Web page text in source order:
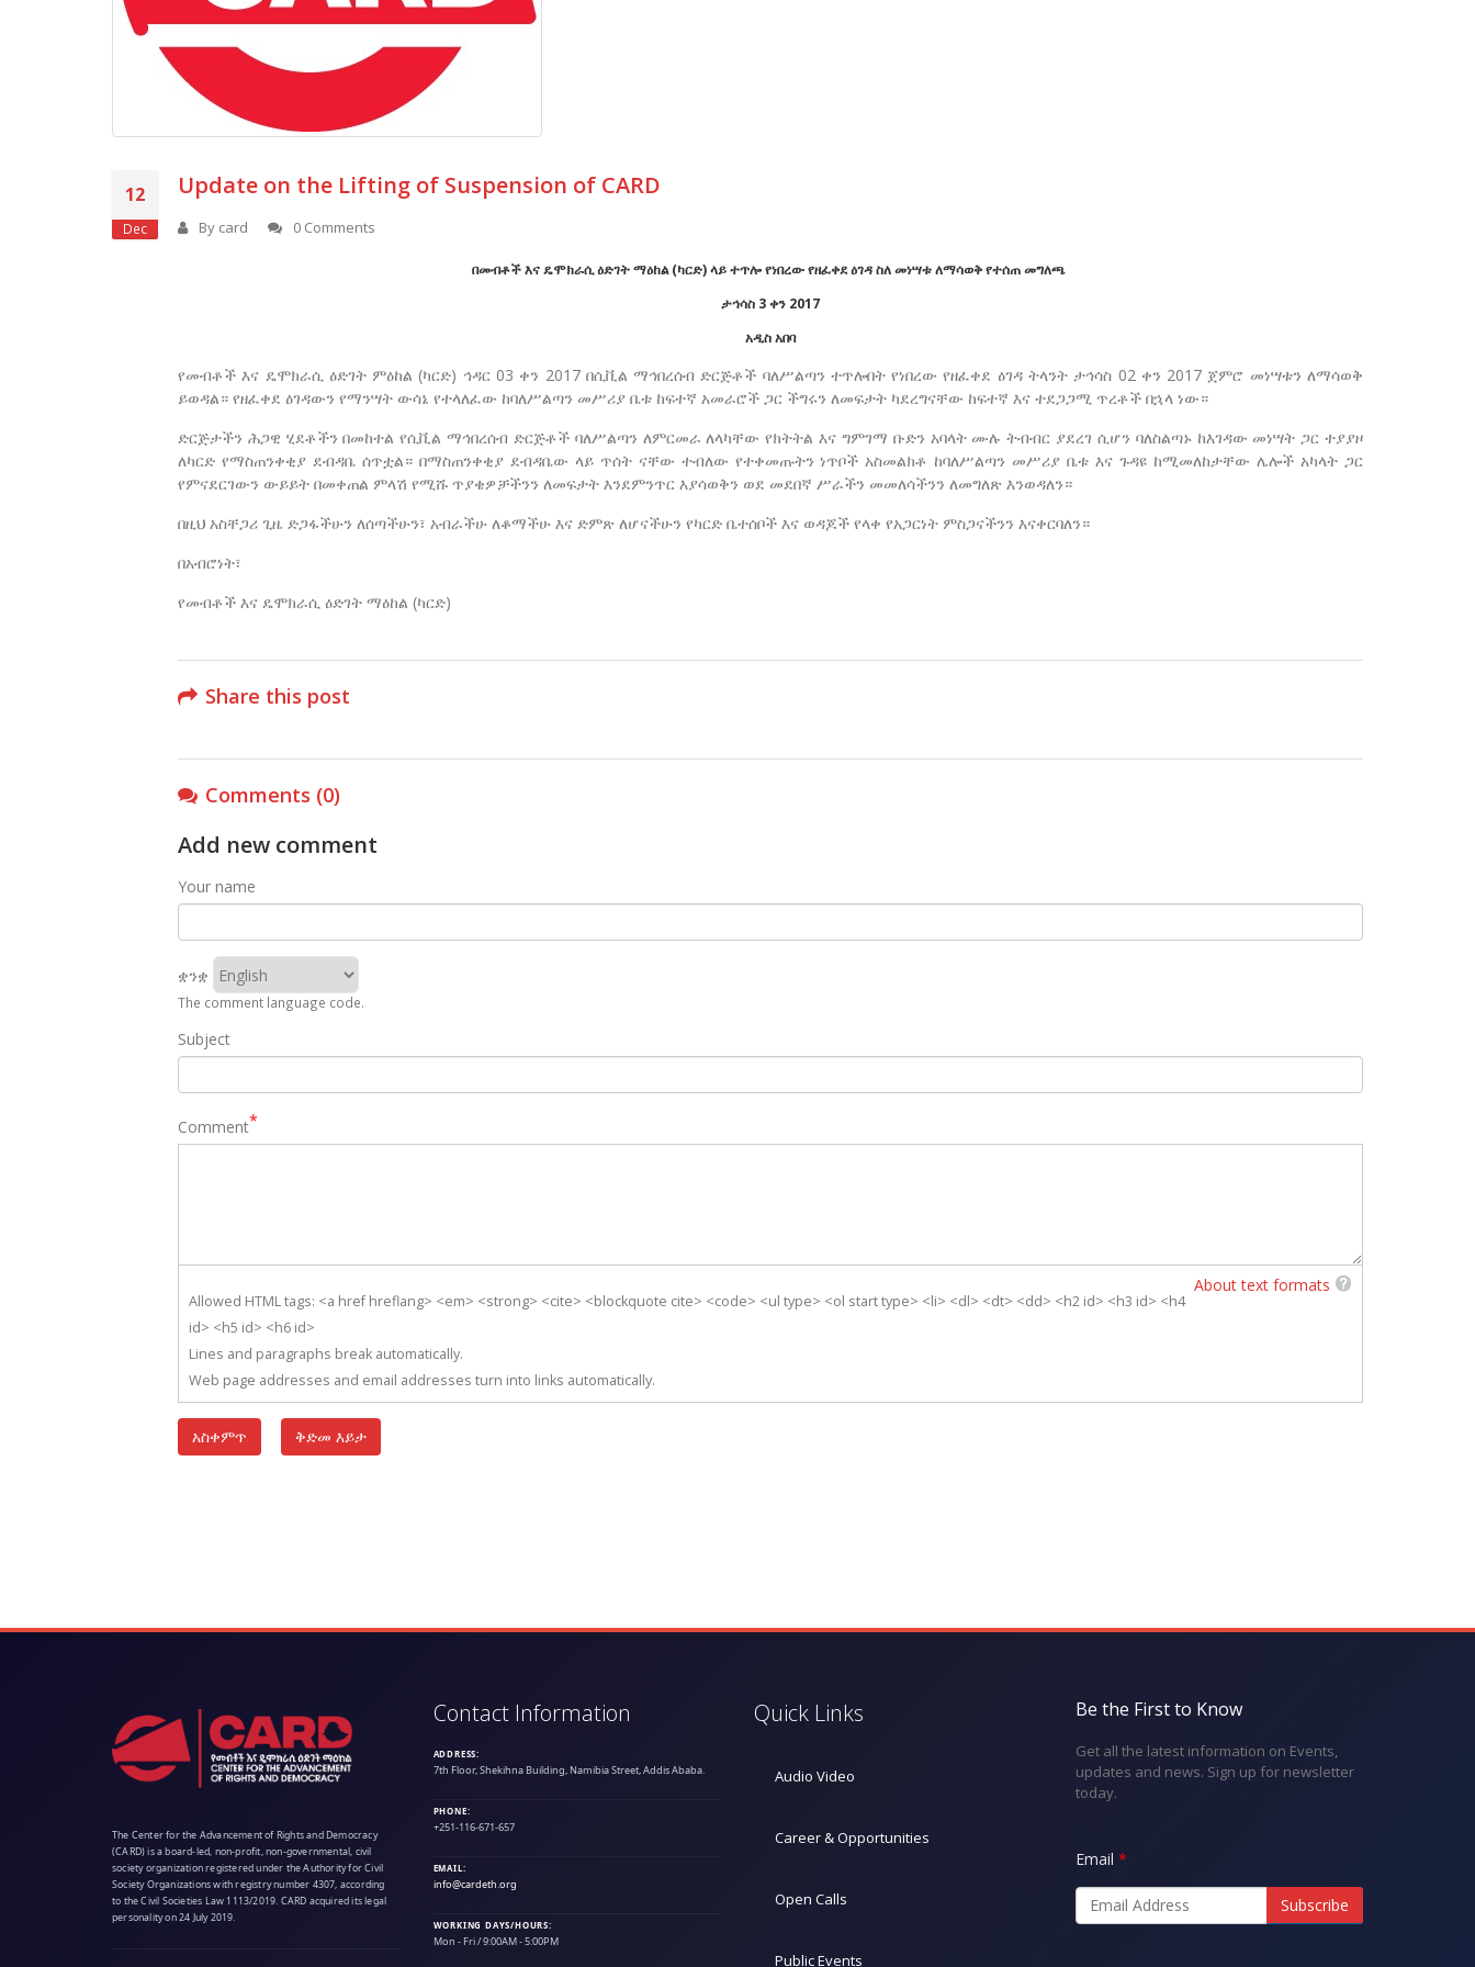
12
Dec
Update on the Lifting of Suspension of CARD
By card 0 Comments
በመብቶች እና ዴሞክራሲ ዕድገት ማዕከል (ካርድ) ላይ ተጥሎ የነበረው የዘፈቀደ ዕገዳ ስለ መነሣቱ ለማሳወቅ የተሰጠ መግለጫ
ታኅሳስ 3 ቀን 2017
አዲስ አበባ
የመብቶች እና ዴሞክራሲ ዕድገት ምዕከል (ካርድ) ኅዳር 03 ቀን 2017 በሲቪል ማኅበረሰብ ድርጅቶች ባለሥልጣን ተጥሎበት የነበረው የዘፈቀደ ዕገዳ ትላንት ታኅሳስ 02 ቀን 2017 ጀምሮ መነሣቱን ለማሳወቅ
ይወዳል። የዘፈቀደ ዕገዳውን የማንሣት ውሳኔ የተላለፈው ከባለሥልጣን መሥሪያ ቤቱ ከፍተኛ አመራሮች ጋር ችግሩን ለመፍታት ካደረግናቸው ከፍተኛ እና ተደጋጋሚ ጥረቶች በኋላ ነው።
ድርጅታችን ሕጋዊ ሂደቶችን በመከተል የሲቪል ማኅበረሰብ ድርጅቶች ባለሥልጣን ለምርመራ ለላካቸው የክትትል እና ግምገማ ቡድን አባላት ሙሉ ትብብር ያደረገ ሲሆን ባለስልጣኑ ከእገዳው መነሣት ጋር ተያያዞ
ለካርድ የማስጠንቀቂያ ደብዳቤ ሰጥቷል። በማስጠንቀቂያ ደብዳቤው ላይ ጥሰት ናቸው ተብለው የተቀመጡትን ነጥቦች አስመልክቶ ከባለሥልጣን መሥሪያ ቤቱ እና ጉዳዩ ከሚመለከታቸው ሌሎች አካላት ጋር
የምናደርገውን ውይይት በመቀጠል ምላሽ የሚሹ ጥያቄዎቻችንን ለመፍታት እንደምንጥር እያሳወቅን ወደ መደበኛ ሥራችን መመለሳችንን ለመግለጽ እንወዳለን።
በዚህ አስቸጋሪ ጊዜ ድጋፋችሁን ለሰጣችሁን፣ አብራችሁ ለቆማችሁ እና ድምጽ ለሆናችሁን የካርድ ቤተሰቦች እና ወዳጆች የላቀ የአጋርነት ምስጋናችንን እናቀርባለን።
በአብሮነት፣
የመብቶች እና ዴሞክራሲ ዕድገት ማዕከል (ካርድ)
Share this post
Comments (0)
Add new comment
Your name
ቋንቋ
The comment language code.
Subject
Comment
About text formats
Allowed HTML tags: <a href hreflang> <em> <strong> <cite> <blockquote cite> <code> <ul type> <ol start type> <li> <dl> <dt> <dd> <h2 id> <h3 id> <h4
id> <h5 id> <h6 id>
Lines and paragraphs break automatically.
Web page addresses and email addresses turn into links automatically.
The Center for the Advancement of Rights and Democracy
(CARD) is a board-led, non-profit, non-governmental, civil
society organization registered under the Authority for Civil
Society Organizations with registry number 4307, according
to the Civil Societies Law 1113/2019. CARD acquired its legal
personality on 24 July 2019.
Contact Information
ADDRESS:
7th Floor, Shekihna Building, Namibia Street, Addis Ababa.
PHONE:
+251-116-671-657
EMAIL:
info@cardeth.org
WORKING DAYS/HOURS:
Mon - Fri / 9:00AM - 5:00PM
Quick Links
Audio Video
Career & Opportunities
Open Calls
Public Events
Be the First to Know
Get all the latest information on Events,
updates and news. Sign up for newsletter
today.
Email